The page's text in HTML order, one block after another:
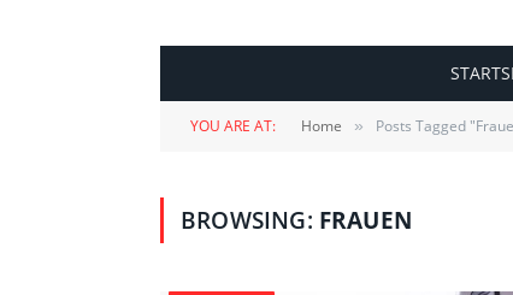
YOU ARE AT: Home » Posts Tagged
BROWSING: FRAUEN